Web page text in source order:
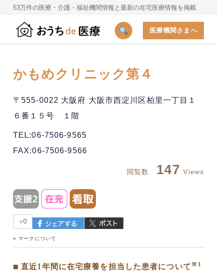
53万件の医療・介護・福祉機関情報と最新の在宅医療情報を掲載
医療機関さまへ
かもめクリニック第４
〒555-0022 大阪府 大阪市西淀川区柏里一丁目１
６番１５号 １階
TEL:06-7506-9565
FAX:06-7506-9566
閲覧数 147 Views
♥0
» マークについて
■ 直近1年間に在宅療養を担当した患者について※1